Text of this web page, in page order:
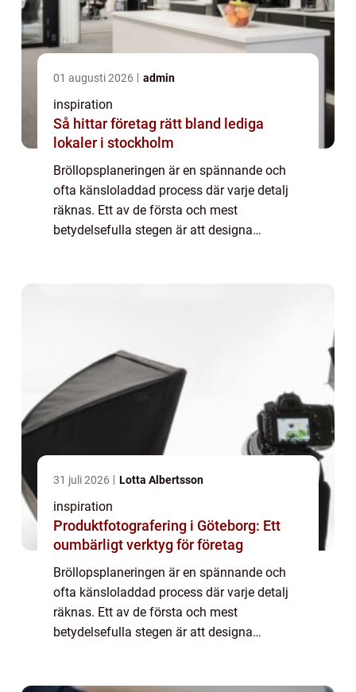
01 augusti 2026 admin
inspiration
Så hittar företag rätt bland lediga
lokaler i stockholm
Bröllopsplaneringen är en spännande och
ofta känsloladdad process där varje detalj
räknas. Ett av de första och mest
betydelsefulla stegen är att designa
31 juli 2026 Lotta Albertsson
inspiration
Produktfotografering i Göteborg: Ett
oumbärligt verktyg för företag
Bröllopsplaneringen är en spännande och
ofta känsloladdad process där varje detalj
räknas. Ett av de första och mest
betydelsefulla stegen är att designa